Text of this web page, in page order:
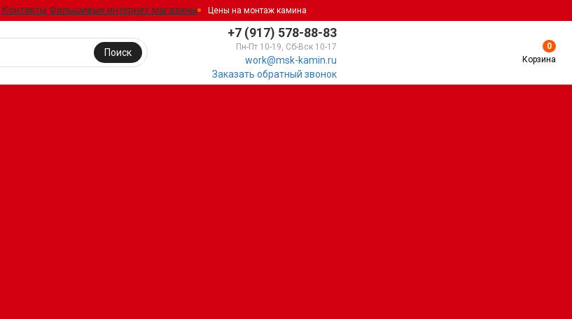
Контакты Фальшивые интернет магазины Цены на монтаж камина
+7 (917) 578-88-83
Пн-Пт 10-19, Сб-Вск 10-17
work@msk-kamin.ru
Заказать обратный звонок
Поиск
0
Корзина